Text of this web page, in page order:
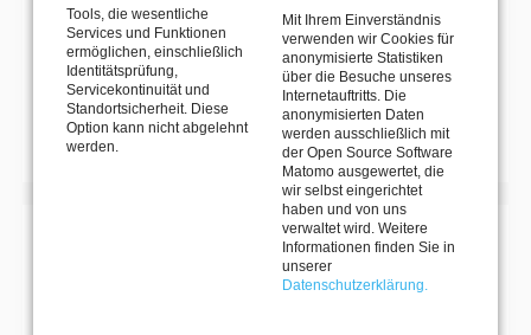
Unbekannte
1
2 3 4 6 7
Vorwärts
Ende
MEHR VERANSTALTUNGEN
MIT DEM MKK DEN HORIZONT ERWEITERN
KULTURREISEN
Tools, die wesentliche
Services und Funktionen
ermöglichen, einschließlich
Identitätsprüfung,
Servicekontinuität und
Standortsicherheit. Diese
Option kann nicht abgelehnt
werden.
Mit Ihrem Einverständnis
verwenden wir Cookies für
anonymisierte Statistiken
über die Besuche unseres
Internetauftritts. Die
anonymisierten Daten
werden ausschließlich mit
der Open Source Software
Matomo ausgewertet, die
wir selbst eingerichtet
haben und von uns
verwaltet wird. Weitere
Informationen finden Sie in
unserer
Datenschutzerklärung.